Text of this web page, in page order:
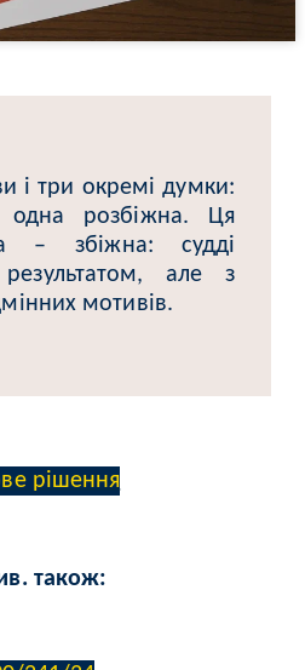
і три окремі думки:
одна розбіжна. Ця
– збіжна: судді
але з
мотивів.
рішення
також: